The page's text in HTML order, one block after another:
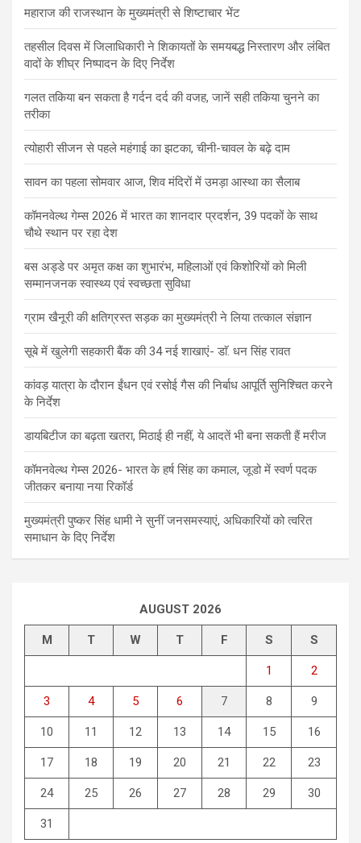
महाराज की राजस्थान के मुख्यमंत्री से शिष्टाचार भेंट
तहसील दिवस में जिलाधिकारी ने शिकायतों के समयबद्ध निस्तारण और लंबित
वादों के शीघ्र निष्पादन के दिए निर्देश
गलत तकिया बन सकता है गर्दन दर्द की वजह, जानें सही तकिया चुनने का
तरीका
त्योहारी सीजन से पहले महंगाई का झटका, चीनी-चावल के बढ़े दाम
सावन का पहला सोमवार आज, शिव मंदिरों में उमड़ा आस्था का सैलाब
कॉमनवेल्थ गेम्स 2026 में भारत का शानदार प्रदर्शन, 39 पदकों के साथ
चौथे स्थान पर रहा देश
बस अड्डे पर अमृत कक्ष का शुभारंभ, महिलाओं एवं किशोरियों को मिली
सम्मानजनक स्वास्थ्य एवं स्वच्छता सुविधा
ग्राम खैनूरी की क्षतिग्रस्त सड़क का मुख्यमंत्री ने लिया तत्काल संज्ञान
सूबे में खुलेगी सहकारी बैंक की 34 नई शाखाएं- डाॅ. धन सिंह रावत
कांवड़ यात्रा के दौरान ईंधन एवं रसोई गैस की निर्बाध आपूर्ति सुनिश्चित करने
के निर्देश
डायबिटीज का बढ़ता खतरा, मिठाई ही नहीं, ये आदतें भी बना सकती हैं मरीज
कॉमनवेल्थ गेम्स 2026- भारत के हर्ष सिंह का कमाल, जूडो में स्वर्ण पदक
जीतकर बनाया नया रिकॉर्ड
मुख्यमंत्री पुष्कर सिंह धामी ने सुनीं जनसमस्याएं, अधिकारियों को त्वरित
समाधान के दिए निर्देश
AUGUST 2026
M T W T F S S
1 2
3 4 5 6 7 8 9
10 11 12 13 14 15 16
17 18 19 20 21 22 23
24 25 26 27 28 29 30
31